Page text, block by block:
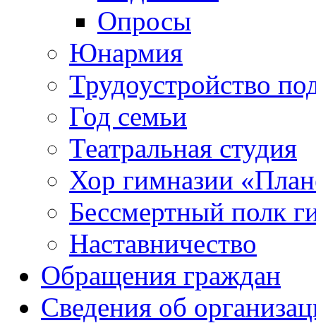
Опросы
Юнармия
Трудоустройство
Год семьи
Театральная студия
Хор гимназии
Бессмертный полк
Наставничество
Обращения граждан
Сведения об